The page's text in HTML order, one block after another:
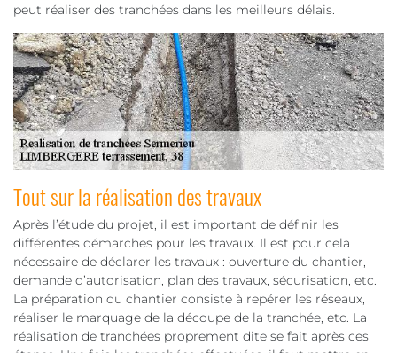
peut réaliser des tranchées dans les meilleurs délais.
Tout sur la réalisation des travaux
Après l’étude du projet, il est important de définir les
différentes démarches pour les travaux. Il est pour cela
nécessaire de déclarer les travaux : ouverture du chantier,
demande d’autorisation, plan des travaux, sécurisation, etc.
La préparation du chantier consiste à repérer les réseaux,
réaliser le marquage de la découpe de la tranchée, etc. La
réalisation de tranchées proprement dite se fait après ces